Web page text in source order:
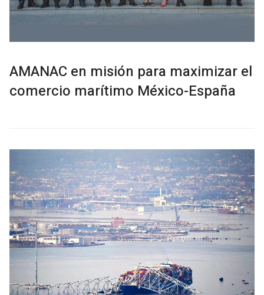
AMANAC en misión para maximizar el
comercio marítimo México-España